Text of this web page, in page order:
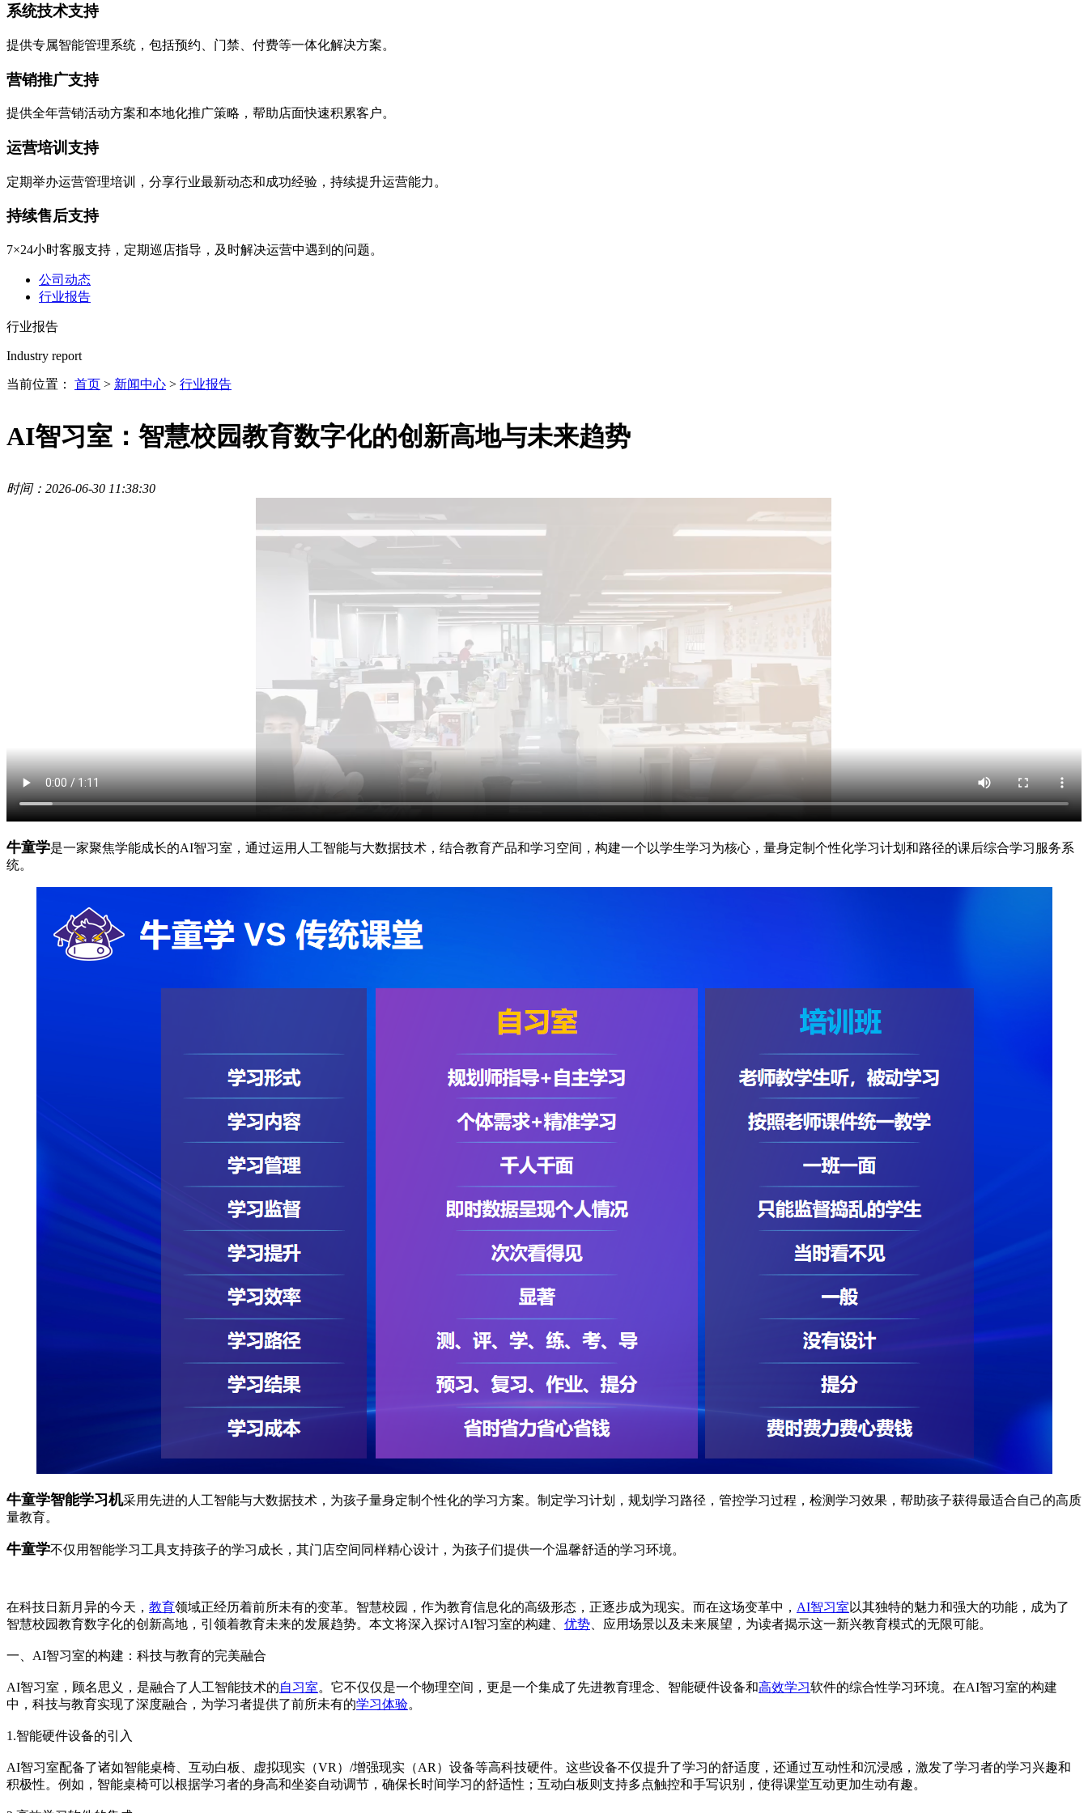
系统技术支持
提供专属智能管理系统，包括预约、门禁、付费等一体化解决方案。
营销推广支持
提供全年营销活动方案和本地化推广策略，帮助店面快速积累客户。
运营培训支持
定期举办运营管理培训，分享行业最新动态和成功经验，持续提升运营能力。
持续售后支持
7×24小时客服支持，定期巡店指导，及时解决运营中遇到的问题。
公司动态
行业报告
行业报告
Industry report
当前位置： 首页 > 新闻中心 > 行业报告
AI智习室：智慧校园教育数字化的创新高地与未来趋势
时间：2026-06-30 11:38:30
牛童学是一家聚焦学能成长的AI智习室，通过运用人工智能与大数据技术，结合教育产品和学习空间，构建一个以学生学习为核心，量身定制个性化学习计划和路径的课后综合学习服务系
统。
牛童学智能学习机采用先进的人工智能与大数据技术，为孩子量身定制个性化的学习方案。制定学习计划，规划学习路径，管控学习过程，检测学习效果，帮助孩子获得最适合自己的高质
量教育。
牛童学不仅用智能学习工具支持孩子的学习成长，其门店空间同样精心设计，为孩子们提供一个温馨舒适的学习环境。
在科技日新月异的今天， 教育领域正经历着前所未有的变革。智慧校园，作为教育信息化的高级形态，正逐步成为现实。而在这场变革中， AI智习室 以其独特的魅力和强大的功能，成为了
智慧校园教育数字化的创新高地，引领着教育未来的发展趋势。本文将深入探讨AI智习室的构建、 优势 、应用场景以及未来展望，为读者揭示这一新兴教育模式的无限可能。
一、AI智习室的构建：科技与教育的完美融合
AI智习室，顾名思义，是融合了人工智能技术的自习室。它不仅仅是一个物理空间，更是一个集成了先进教育理念、智能硬件设备和高效学习软件的综合性学习环境。在AI智习室的构建
中，科技与教育实现了深度融合，为学习者提供了前所未有的学习体验。
1.智能硬件设备的引入
AI智习室配备了诸如智能桌椅、互动白板、虚拟现实（VR）/增强现实（AR）设备等高科技硬件。这些设备不仅提升了学习的舒适度，还通过互动性和沉浸感，激发了学习者的学习兴趣和
积极性。例如，智能桌椅可以根据学习者的身高和坐姿自动调节，确保长时间学习的舒适性；互动白板则支持多点触控和手写识别，使得课堂互动更加生动有趣。